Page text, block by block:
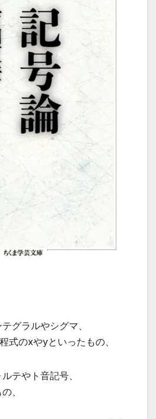
グラルやシグマ、
式のxやyといったもの、
テやト音記号、
、